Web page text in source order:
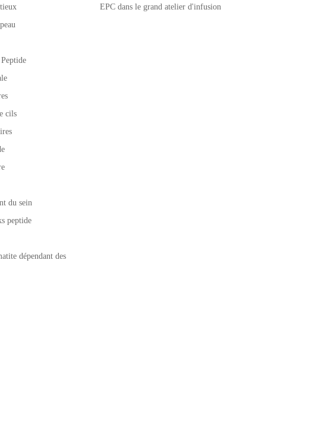
cils
du sein
peptide
dépendant des
EPC dans le grand atelier d'infusion